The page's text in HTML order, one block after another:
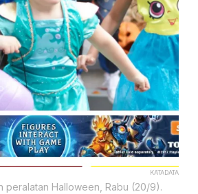
KATADATA
peralatan Halloween, Rabu (20/9).